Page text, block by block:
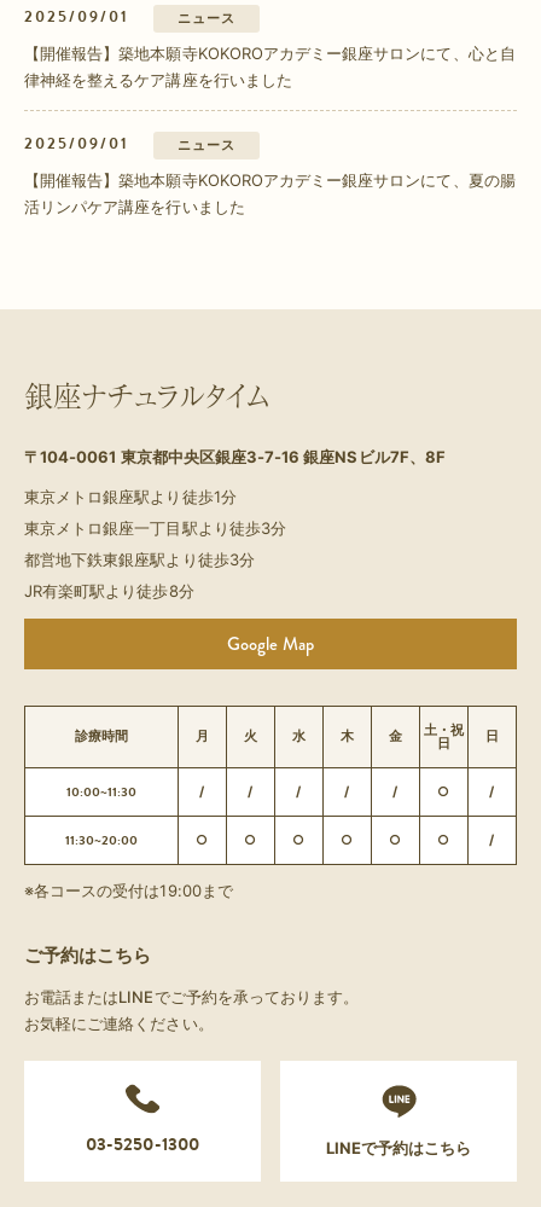
2025/09/01 ニュース
【開催報告】築地本願寺KOKOROアカデミー銀座サロンにて、心と自
律神経を整えるケア講座を行いました
2025/09/01 ニュース
【開催報告】築地本願寺KOKOROアカデミー銀座サロンにて、夏の腸
活リンパケア講座を行いました
銀座ナチュラルタイム
〒104-0061 東京都中央区銀座3-7-16 銀座NSビル7F、8F
東京メトロ銀座駅より徒歩1分
東京メトロ銀座一丁目駅より徒歩3分
都営地下鉄東銀座駅より徒歩3分
JR有楽町駅より徒歩8分
Google Map
診療時間 月 火 水 木 金 土・祝
日 日
10:00~11:30 / / / / / ○ /
11:30~20:00 ○ ○ ○ ○ ○ ○ /
※各コースの受付は19:00まで
ご予約はこちら
お電話またはLINEでご予約を承っております。
お気軽にご連絡ください。
03-5250-1300 LINEで予約はこちら